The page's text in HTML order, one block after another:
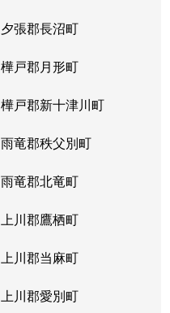
夕張郡長沼町
樺戸郡月形町
樺戸郡新十津川町
雨竜郡秩父別町
雨竜郡北竜町
上川郡鷹栖町
上川郡当麻町
上川郡愛別町